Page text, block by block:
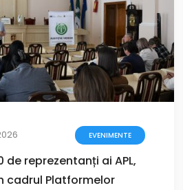
EVENIMENTE
de reprezentanți ai APL,
cadrul Platformelor